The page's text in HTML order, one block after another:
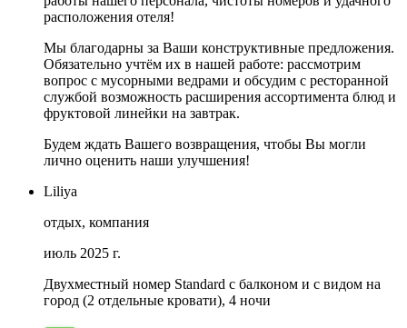
расположения отеля!
Мы благодарны за Ваши конструктивные предложения.
Обязательно учтём их в нашей работе: рассмотрим
вопрос с мусорными ведрами и обсудим с ресторанной
службой возможность расширения ассортимента блюд и
фруктовой линейки на завтрак.
Будем ждать Вашего возвращения, чтобы Вы могли
лично оценить наши улучшения!
Liliya
отдых, компания
июль 2025 г.
Двухместный номер Standard с балконом и с видом на
город (2 отдельные кровати), 4 ночи